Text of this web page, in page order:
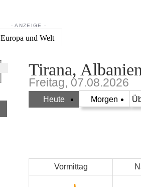
Europa und Welt
Tirana,
Freitag, 07.08.2026
Heute Morgen
Vormittag